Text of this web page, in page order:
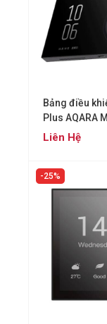
Bảng điều
Plus AQARA
Liên Hệ
25%